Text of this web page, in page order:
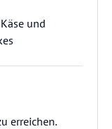
und
erreichen.